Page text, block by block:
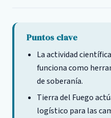
Puntos clave
La actividad
funciona como
de soberanía.
Tierra del Fuego
logístico para las